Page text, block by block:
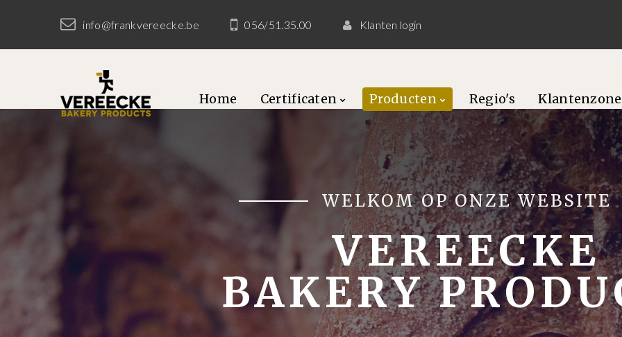
info@frankvereecke.be 056/51.35.00 Klanten login
Home Certificaten Producten Regio's Klantenzone
WELKOM OP ONZE WEBSITE
VEREECKE
BAKERY